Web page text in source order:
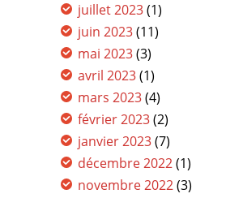
juillet 2023(1)
juin 2023(11)
mai 2023(3)
avril 2023(1)
mars 2023(4)
février 2023(2)
janvier 2023(7)
décembre 2022(1)
novembre 2022(3)